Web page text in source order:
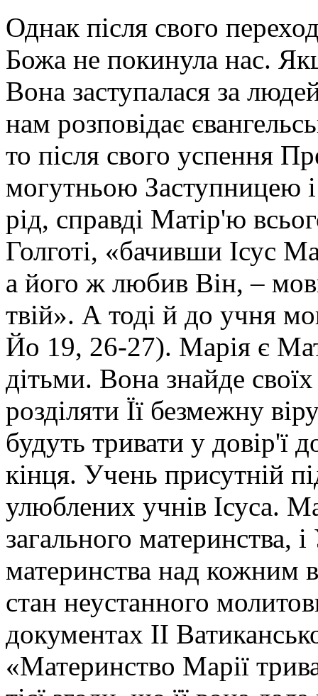
Однак після свого
Божа не покинула нас.
Вона заступалася за
нам розповідає
то після свого успення
могутньою Заступницею
рід, справді Матір'ю
Голготі, «бачивши Ісус
а його ж любив Він, –
твій». А тоді й до учня
Йо 19, 26-27). Марія є
дітьми. Вона знайде
розділяти Її безмежну
будуть тривати у довір'ї
кінця. Учень присутній
улюблених учнів Ісуса.
загального материнства,
материнства над кожним
стан неустанного
документах ІІ
«Материнство Марії